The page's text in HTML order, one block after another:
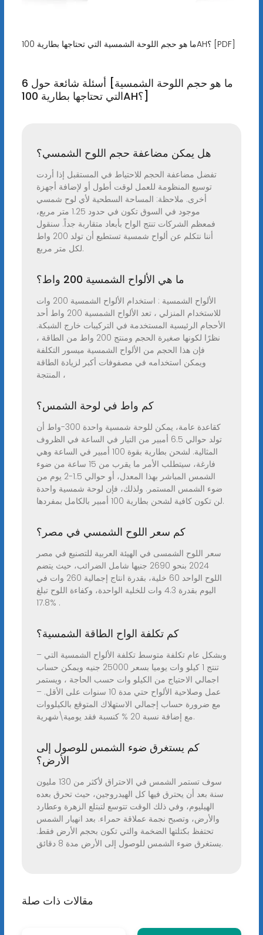
ما هو حجم اللوحة الشمسية التي تحتاجها بطارية 100AH؟ [PDF]
6 أسئلة شائعة حول [ما هو حجم اللوحة الشمسية
هل يمكن مضاعفة حجم اللوح الشمسي؟
تفضل مضاعفة الحجم للاحتياط في المستقبل إذا أردت
توسيع المنظومة للعمل لوقت أطول أو لإضافة أجهزة
أخرى. ملاحظة: المساحة السطحية لأي لوح شمسي
موجود في السوق تكون في حدود 1.25 متر مربع،
فمعظم الشركات تنتج الواح بأبعاد متقاربة جداً. سنقول
أننا نتكلم عن ألواح شمسية تستطيع أن تولد 200 واط
لكل متر مربع.
ما هي الألواح الشمسية 200 واط؟
الألواح الشمسية : استخدام الألواح الشمسية 200 وات
للاستخدام المنزلي ، تعد الألواح الشمسية 200 واط أحد
الأحجام الرئيسية المستخدمة في التركيبات خارج الشبكة.
نظرًا لكونها صغيرة الحجم ومنتج 200 واط من الطاقة ،
فإن هذا الحجم من الألواح الشمسية ميسور التكلفة
ويمكن استخدامه في مصفوفات أكبر لزيادة الطاقة
المنتجة ،
كم واط في لوحة الشمس؟
كقاعدة عامة، يمكن للوحة شمسية واحدة 300-واط أن
تولد حوالي 6.5 أمبير من التيار في الساعة في الظروف
المثالية. لشحن بطارية بقوة 100 أمبير في الساعة وهي
فارغة، سيتطلب الأمر ما يقرب من 15 ساعة من ضوء
الشمس المباشر بهذا المعدل، أو حوالي 1.5-2 يوم من
ضوء الشمس المستمر. ولذلك، فإن لوحة شمسية واحدة
لن تكون كافية لشحن بطارية 100 أمبير بالكامل بمفردها.
كم سعر اللوح الشمسي في مصر؟
سعر اللوح الشمسى في الهيئة العربية للتصنيع في مصر
2024 بنحو 2690 جنيها شامل الضرائب، حيث يتضم
اللوح الواحد 60 خلية، بقدرة انتاج إجمالية 260 وات في
اليوم بقدرة 4.3 وات للخلية الواحدة، وكفاءة اللوح تبلغ
17.8% .
كم تكلفة الواح الطاقة الشمسية؟
– وبشكل عام تكلفة متوسط تكلفة الألواح الشمسية التي
تنتج 1 كيلو وات يوميا بسعر 25000 جنيه ويمكن حساب
اجمالي الاحتياج من الكيلو وات حسب الحاجة ، ويستمر
عمل وصلاحية الألواح حتي مدة 10 سنوات على الأقل. –
مع ضرورة حساب إجمالي الاستهلاك المتوقع بالكيلووات
مع إضافة نسبة 20 % كنسبة فقد يومية\شهرية.
كم يستغرق ضوء الشمس للوصول إلى
الأرض؟
سوف تستمر الشمس في الاحتراق لأكثر من 130 مليون
سنة بعد أن يحترق فيها كل الهيدروجين، حيث تحرق بعده
الهيليوم، وفي ذلك الوقت تتوسع لتبتلع الزهرة وعطارد
والأرض، وتصبح نجمة عملاقة حمراء. بعد انهيار الشمس
تحتفظ بكتلتها الضخمة والتي تكون بحجم الأرض فقط.
يستغرق ضوء الشمس للوصول إلى الأرض مدة 8 دقائق.
مقالات ذات صلة